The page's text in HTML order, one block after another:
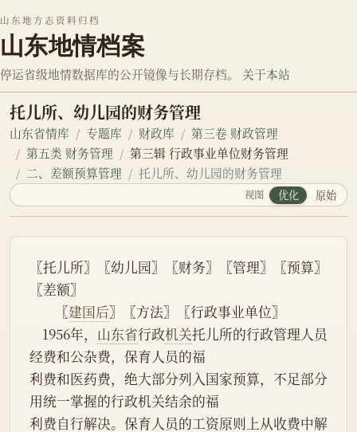
山东地方志资料归档
山东地情档案
停运省级地情数据库的公开镜像与长期存档。 关于本站
托儿所、幼儿园的财务管理
山东省情库 专题库 财政库
第三卷 财政管理
第五类 财务管理
第三辑 行政事业单位财务管理
二、差额预算管理
托儿所、幼儿园的财务管理
视图 优化 原始
〖托儿所〗〖幼儿园〗〖财务〗〖管理〗〖预算〗
〖差额〗
        〖
建国后〗〖方法〗〖行政事业单位〗
    1956年，
山东省行政机关托儿所的行政管理人员
经费和公杂费，保育人员的福
利费和医药费，绝大部分列入国家预算，不足部分
用统一掌握的行政机关结余的福
利费自行解决。保育人员的工资原则上从收费中解